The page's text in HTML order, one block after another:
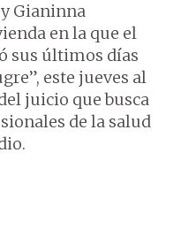
Gianinna
en la que el
sus últimos días
este jueves al
juicio que busca
de la salud